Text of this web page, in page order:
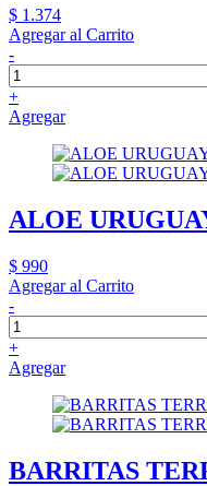
$ 1.374
Agregar al Carrito
-
+
Agregar
ALOE
$ 990
Agregar al Carrito
-
+
Agregar
BARRITAS